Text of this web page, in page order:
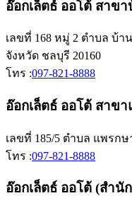
อ๊อกเล็ตธ์ ออโต้ สาข
เลขที่ 168 หมู่ 2 ตำบล บ้า
จังหวัด ชลบุรี 20160
โทร :097-821-8888
อ๊อกเล็ตธ์ ออโต้ สาข
เลขที่ 185/5 ตำบล แพรก
โทร :097-821-8888
อ๊อกเล็ตธ์ ออโต้ (สำนั